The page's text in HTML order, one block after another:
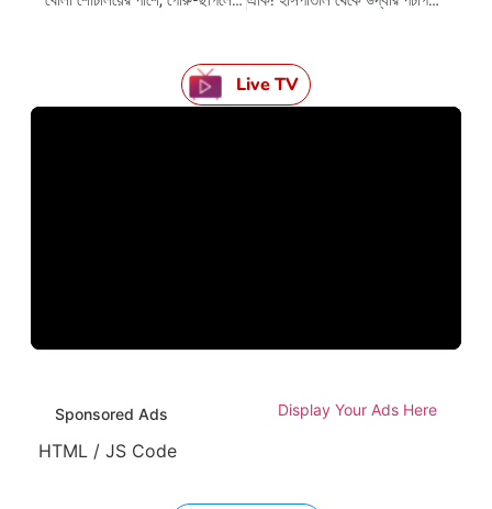
Live TV
Sponsored Ads Display Your Ads Here
HTML / JS Code